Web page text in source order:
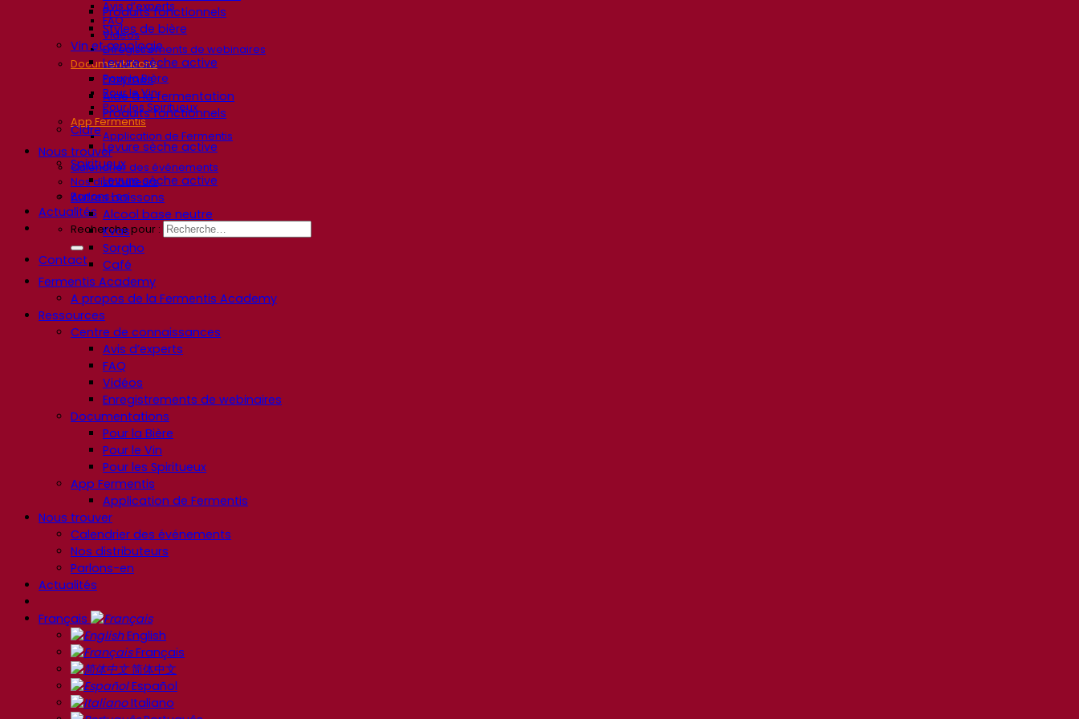
Avis d’experts
FAQ
Vidéos
Enregistrements de webinaires
Documentations
Pour la Bière
Pour le Vin
Pour les Spiritueux
App Fermentis
Application de Fermentis
Nous trouver
Calendrier des événements
Nos distributeurs
Parlons-en
Actualités
Recherche pour :
Contact
Produits fonctionnels
Styles de bière
Vin et œnologie
Levure sèche active
Enzymes
Aide à la fermentation
Produits fonctionnels
Cidre
Levure sèche active
Spiritueux
Levure sèche active
Autres boissons
Alcool base neutre
Kvas
Sorgho
Café
Fermentis Academy
A propos de la Fermentis Academy
Ressources
Centre de connaissances
Avis d’experts
FAQ
Vidéos
Enregistrements de webinaires
Documentations
Pour la Bière
Pour le Vin
Pour les Spiritueux
App Fermentis
Application de Fermentis
Nous trouver
Calendrier des événements
Nos distributeurs
Parlons-en
Actualités
Français
English
Français
简体中文
Español
Italiano